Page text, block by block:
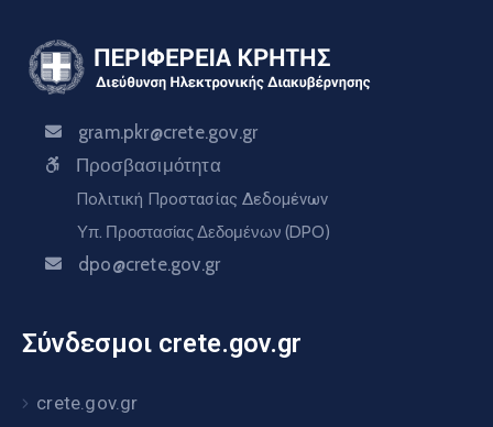
gram.pkr@crete.gov.gr
Προσβασιμότητα
Πολιτική Προστασίας Δεδομένων
Υπ. Προστασίας Δεδομένων (DPO)
dpo@crete.gov.gr
Σύνδεσμοι crete.gov.gr
crete.gov.gr